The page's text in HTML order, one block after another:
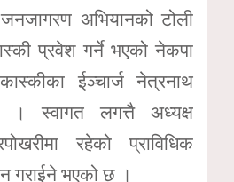
जनजागरण अभियानको टोली
प्रवेश गर्ने भएको नेकपा
ईञ्चार्ज नेत्रनाथ
। स्वागत लगत्तै अध्यक्ष
रहेको प्राविधिक
गराईने भएको छ ।